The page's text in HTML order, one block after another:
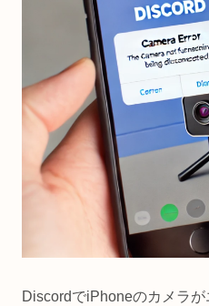
DiscordでiPhoneのカメラ